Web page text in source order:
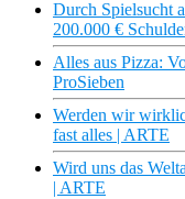
Durch Spielsucht
200.000 €
Alles aus Pizza:
ProSieben
Werden wir
fast alles | ARTE
Wird uns das
| ARTE